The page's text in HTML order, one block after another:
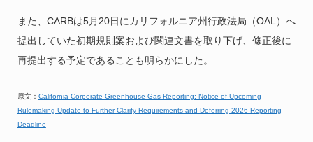
また、CARBは5月20日にカリフォルニア州行政法局（OAL）へ
提出していた初期規則案および関連文書を取り下げ、修正後に
再提出する予定であることも明らかにした。
原文： California Corporate Greenhouse Gas Reporting: Notice of Upcoming
Rulemaking Update to Further Clarify Requirements and Deferring 2026 Reporting
Deadline